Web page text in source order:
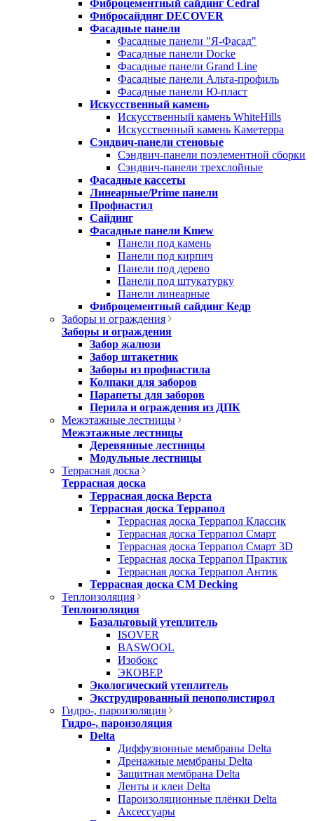
Фиброцементный сайдинг Cedral
Фибросайдинг DECOVER
Фасадные панели
Фасадные панели "Я-Фасад"
Фасадные панели Docke
Фасадные панели Grand Line
Фасадные панели Альта-профиль
Фасадные панели Ю-пласт
Искусственный камень
Искусственный камень WhiteHills
Искусственный камень Каметерра
Сэндвич-панели стеновые
Сэндвич-панели поэлементной сборки
Сэндвич-панели трехслойные
Фасадные кассеты
Линеарные/Prime панели
Профнастил
Сайдинг
Фасадные панели Kmew
Панели под камень
Панели под кирпич
Панели под дерево
Панели под штукатурку
Панели линеарные
Фиброцементный сайдинг Кедр
Заборы и ограждения
Заборы и ограждения
Забор жалюзи
Забор штакетник
Заборы из профнастила
Колпаки для заборов
Парапеты для заборов
Перила и ограждения из ДПК
Межэтажные лестницы
Межэтажные лестницы
Деревянные лестницы
Модульные лестницы
Террасная доска
Террасная доска
Террасная доска Верста
Террасная доска Террапол
Террасная доска Террапол Классик
Террасная доска Террапол Смарт
Террасная доска Террапол Смарт 3D
Террасная доска Террапол Практик
Террасная доска Террапол Антик
Террасная доска CM Decking
Теплоизоляция
Теплоизоляция
Базальтовый утеплитель
ISOVER
BASWOOL
Изобокс
ЭКОВЕР
Экологический утеплитель
Экструдированный пенополистирол
Гидро-, пароизоляция
Гидро-, пароизоляция
Delta
Диффузионные мембраны Delta
Дренажные мембраны Delta
Защитная мембрана Delta
Ленты и клеи Delta
Пароизоляционные плёнки Delta
Аксессуары